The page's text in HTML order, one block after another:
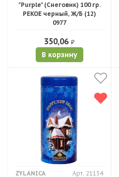
"Purple" (Снеговик) 100 гр.
PEKOE черный, Ж/Б (12)
0977
350,06 ₽
В корзину
ZYLANICA Арт. 21154